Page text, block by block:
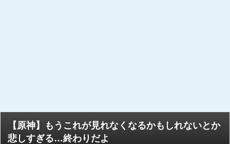
【原神】もうこれが見れなくなるかもしれないとか
悲しすぎる…終わりだよ